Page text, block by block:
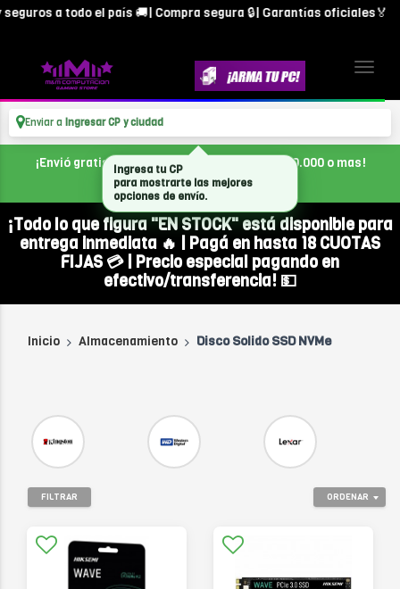
a todo el país 🚚| Compra segura 🔒| Garantías oficiales🏅
Enviar a Ingresar CP y ciudad
¡Envió gratis en CABA, con tu compra de $300.000 o mas!
¡Todo lo que figura "EN STOCK" está disponible para
entrega inmediata 🔥 | Pagá en hasta 18 CUOTAS
FIJAS 💳 | Precio especial pagando en
efectivo/transferencia! 💵
Inicio Almacenamiento Disco Solido SSD NVMe
ORDENAR
FILTRAR
Ingresa tu CP
para mostrarte las mejores
opciones de envío.